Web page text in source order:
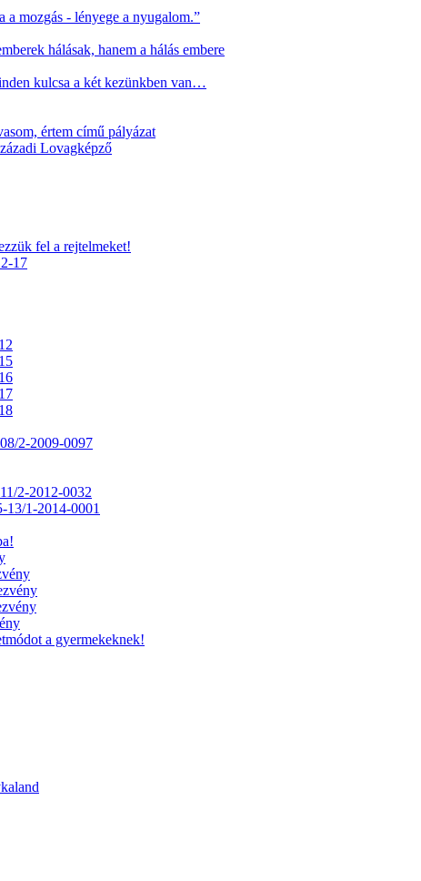
a mozgás - lényege a nyugalom.”
hálásak, hanem a hálás embere
kulcsa a két kezünkben van…
értem című pályázat
Lovagképző
fel a rejtelmeket!
17
2-2009-0097
2-2012-0032
1-2014-0001
a gyermekeknek!